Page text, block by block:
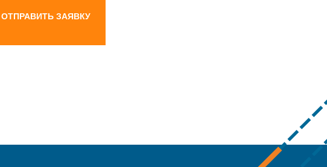
ОТПРАВИТЬ ЗАЯВКУ